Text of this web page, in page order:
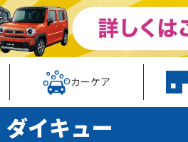
カーケア
ダイキュー